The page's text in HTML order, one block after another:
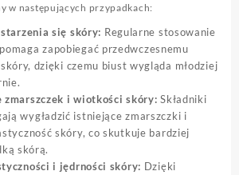
w następujących przypadkach:
się skóry: Regularne stosowanie
zapobiegać przedwczesnemu
dzięki czemu biust wygląda młodziej
zmarszczek i wiotkości skóry: Składniki
wygładzić istniejące zmarszczki i
skóry, co skutkuje bardziej
skórą.
i jędrności skóry: Dzięki